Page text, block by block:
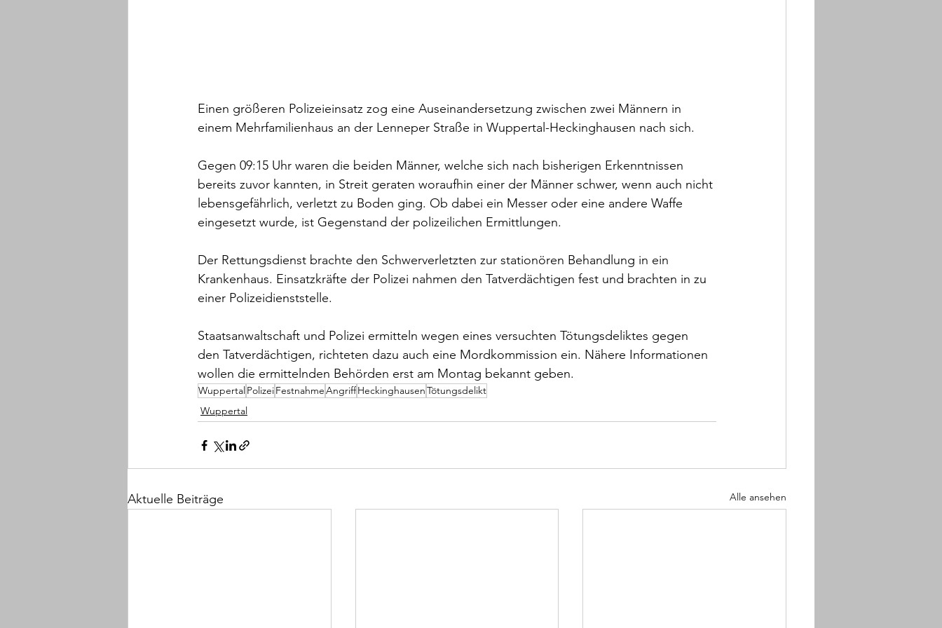
Einen größeren Polizeieinsatz zog eine Auseinandersetzung zwischen zwei Männern in
einem Mehrfamilienhaus an der Lenneper Straße in Wuppertal-Heckinghausen nach sich.
Gegen 09:15 Uhr waren die beiden Männer, welche sich nach bisherigen Erkenntnissen
bereits zuvor kannten, in Streit geraten woraufhin einer der Männer schwer, wenn auch nicht
lebensgefährlich, verletzt zu Boden ging. Ob dabei ein Messer oder eine andere Waffe
eingesetzt wurde, ist Gegenstand der polizeilichen Ermittlungen.
Der Rettungsdienst brachte den Schwerverletzten zur stationören Behandlung in ein
Krankenhaus. Einsatzkräfte der Polizei nahmen den Tatverdächtigen fest und brachten in zu
einer Polizeidienststelle.
Staatsanwaltschaft und Polizei ermitteln wegen eines versuchten Tötungsdeliktes gegen
den Tatverdächtigen, richteten dazu auch eine Mordkommission ein. Nähere Informationen
wollen die ermittelnden Behörden erst am Montag bekannt geben.
Wuppertal PolizeiFestnahmeAngriffHeckinghausenTötungsdelikt
Wuppertal
Aktuelle Beiträge Alle ansehen